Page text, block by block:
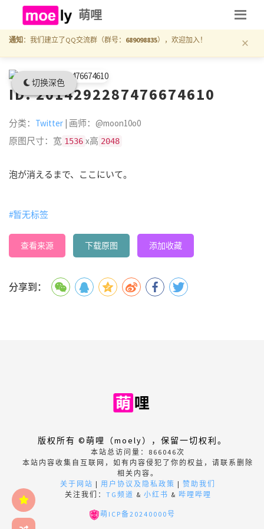
切换深色
萌哩
通知 ：我们建立了QQ交流群（群号： 689098835），欢迎加入！ ×
ID: 2014292287476674610
分类： Twitter | 画师：@moon10o0
原图尺寸：宽 1536 x高 2048
泡が消えるまで、ここにいて。
#暂无标签
查看来源 下载原图 添加收藏
分享到：
版权所有 ©萌哩（moely），保留一切权利。
本站总访问量： 866046次
本站内容收集自互联网，如有内容侵犯了你的权益，请联系删除
相关内容。
关于网站 | 用户协议及隐私政策 | 赞助我们
关注我们： TG频道 & 小红书 & 哔哩哔哩
萌ICP备20240000号